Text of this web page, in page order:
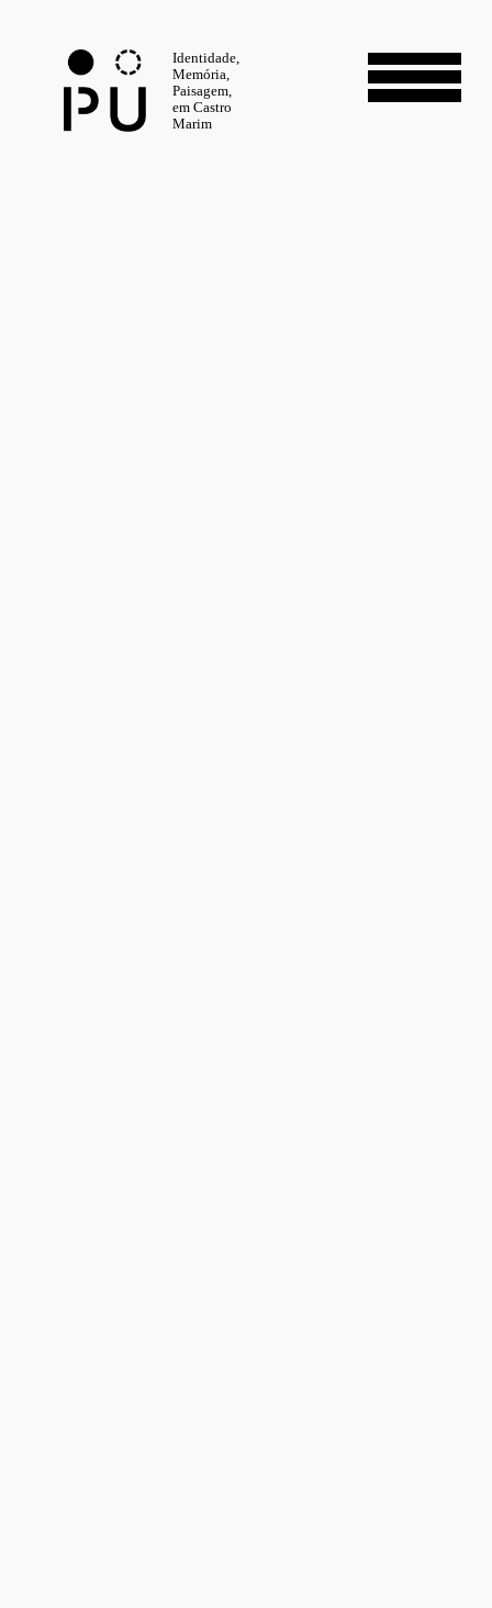
Identidade,
Memória,
Paisagem,
em Castro
Marim